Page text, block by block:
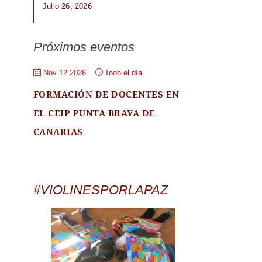
Julio 26, 2026
Próximos eventos
Nov 12 2026 Todo el día
FORMACIÓN DE DOCENTES EN
EL CEIP PUNTA BRAVA DE
CANARIAS
#VIOLINESPORLAPAZ